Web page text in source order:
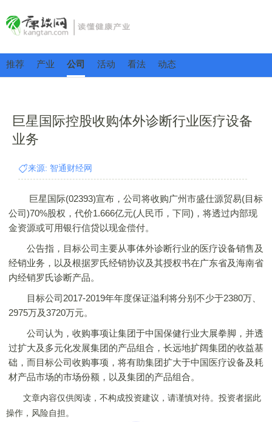
推荐 产业 公司 活动 看法 动态
巨星国际控股收购体外诊断行业医疗设备
业务
来源: 智通财经网
巨星国际(02393)宣布，公司将收购广州市盛仕源贸易(目标
公司)70%股权，代价1.666亿元(人民币，下同)，将透过内部现
金资源或可用银行信贷以现金偿付。
公告指，目标公司主要从事体外诊断行业的医疗设备销售及
经销业务，以及根据罗氏经销协议及其授权书在广东省及海南省
内经销罗氏诊断产品。
目标公司2017-2019年年度保证溢利将分别不少于2380万、
2975万及3720万元。
公司认为，收购事项让集团于中国保健行业大展拳脚，并透
过扩大及多元化发展集团的产品组合，长远地扩阔集团的收益基
础，而目标公司收购事项，将有助集团扩大于中国医疗设备及耗
材产品市场的市场份额，以及集团的产品组合。
文章内容仅供阅读，不构成投资建议，请谨慎对待。投资者据此
操作，风险自担。